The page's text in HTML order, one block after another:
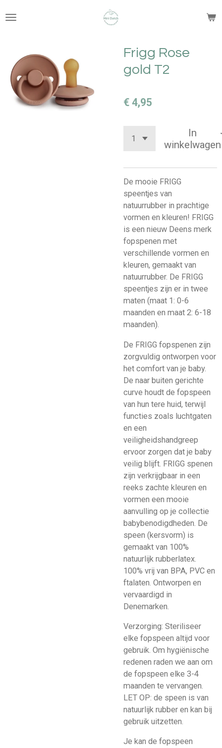
direct
hoofdinhoud
Frigg Rose
gold T2
€ 4,95
In
winkelwagen
De mooie FRIGG
speentjes van
natuurrubber in prachtige
vormen en kleuren! FRIGG
is een nieuw Deens merk
fopspenen met
verschillende vormen en
kleuren, gemaakt van
natuurrubber. De FRIGG
speentjes zijn er in twee
maten (maat 1: 0-6
maanden en maat 2: 6-18
maanden).
De FRIGG fopspenen zijn
zorgvuldig ontworpen voor
het comfort van je baby.
De naar buiten gerichte
curve houdt de fopspeen
van hun tere huid, terwijl
functies zoals luchtgaten
en een
veiligheidshandgreep
ervoor zorgen dat je baby
veilig blijft. FRIGG spenen
zijn verkrijgbaar in een
reeks zachte kleuren en
vormen een mooie
aanvulling op je collectie
babybenodigdheden. De
speen (kersvorm) is
gemaakt van 100%
natuurlijk rubberlatex.
100% vrij van BPA, PVC en
ftalaten. Ontworpen en
vervaardigd in
Denemarken.
Verzorging: Steriliseer
elke fopspeen altijd voor
gebruik. Om hygiënische
redenen raden we aan om
de fopspeen elke 3-4
maanden te vervangen.
LET OP: de speen is van
natuurlijk rubber en kan bij
gebruik uitzetten.
Je kan de fopspeen